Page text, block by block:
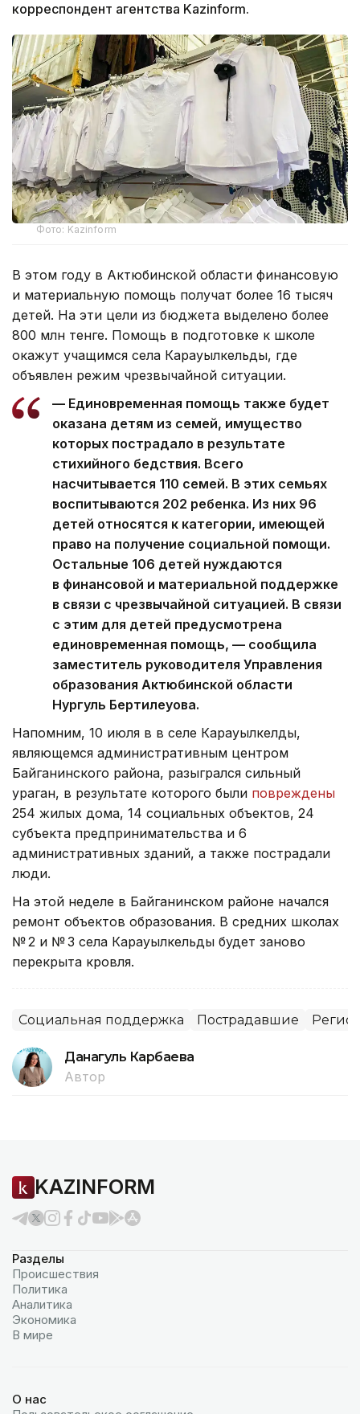
корреспондент агентства Kazinform.
Фото: Kazinform
В этом году в Актюбинской области финансовую
и материальную помощь получат более 16 тысяч
детей. На эти цели из бюджета выделено более
800 млн тенге. Помощь в подготовке к школе
окажут учащимся села Карауылкельды, где
объявлен режим чрезвычайной ситуации.
— Единовременная помощь также будет
оказана детям из семей, имущество
которых пострадало в результате
стихийного бедствия. Всего
насчитывается 110 семей. В этих семьях
воспитываются 202 ребенка. Из них 96
детей относятся к категории, имеющей
право на получение социальной помощи.
Остальные 106 детей нуждаются
в финансовой и материальной поддержке
в связи с чрезвычайной ситуацией. В связи
с этим для детей предусмотрена
единовременная помощь, — сообщила
заместитель руководителя Управления
образования Актюбинской области
Нургуль Бертилеуова.
Напомним, 10 июля в в селе Карауылкелды,
являющемся административным центром
Байганинского района, разыгрался сильный
ураган, в результате которого были повреждены
254 жилых дома, 14 социальных объектов, 24
субъекта предпринимательства и 6
административных зданий, а также пострадали
люди.
На этой неделе в Байганинском районе начался
ремонт объектов образования. В средних школах
№ 2 и № 3 села Карауылкельды будет заново
перекрыта кровля.
Социальная поддержка Пострадавшие
Данагуль Карбаева
Автор
KAZINFORM
Разделы
Происшествия
Политика
Аналитика
Экономика
В мире
О нас